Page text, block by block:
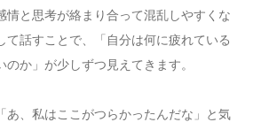
情と思考が絡まり合って混乱しやすくな
て話すことで、「自分は何に疲れている
か」が少しずつ見えてきます。
あ、私はここがつらかったんだな」と気